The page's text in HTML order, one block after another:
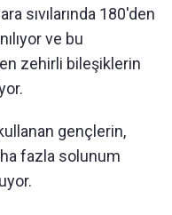
sıvılarında 180'den
ve bu
zehirli bileşiklerin
gençlerin,
fazla solunum